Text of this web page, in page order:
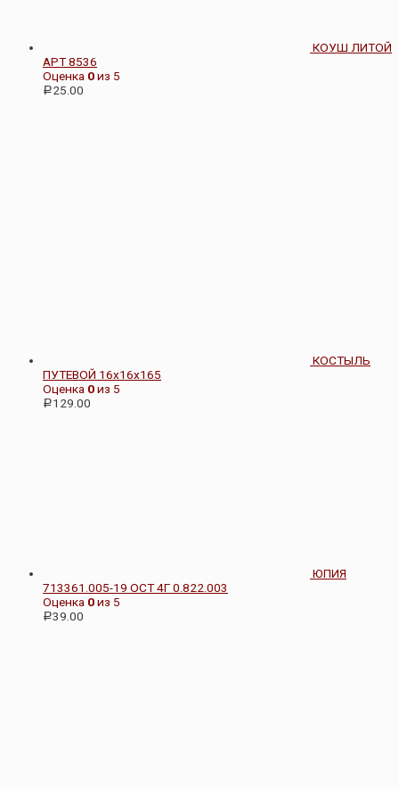
КОУШ ЛИТОЙ
АРТ 8536
Оценка 0из 5
Р 25.00
КОСТЫЛЬ
ПУТЕВОЙ 16х16х165
Оценка 0из 5
Р 129.00
ЮПИЯ
713361.005-19 ОСТ 4Г 0.822.003
Оценка 0из 5
Р39.00